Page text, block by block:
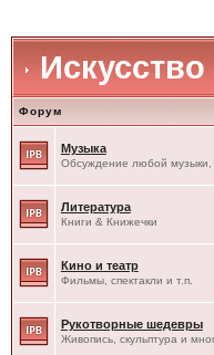
Искусство
Форум
Музыка
Обсуждение любой музыки,
Литература
Книги & Книжечки
Кино и театр
Фильмы, спектакли и т.п.
Рукотворные шедевры
Живопись, скульптура и